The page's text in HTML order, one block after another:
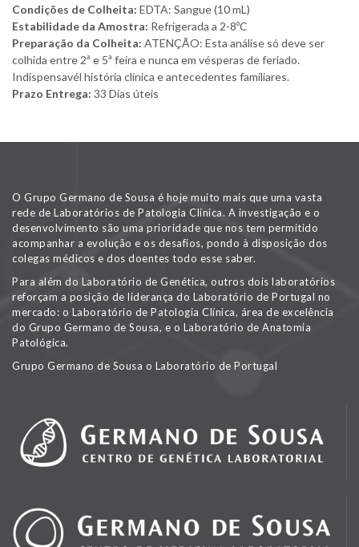
Condições de Colheita: EDTA: Sangue (10 mL)
Estabilidade da Amostra: Refrigerada a 2-8ºC
Preparação da Colheita: ATENÇÃO: Esta análise só deve ser
colhida entre 2ª e 5ª feira e nunca em vésperas de feriado.
Indispensavél história clínica e antecedentes familiares.
Prazo Entrega: 33 Dias úteis
O Grupo Germano de Sousa é hoje muito mais que uma vasta
rede de Laboratórios de Patologia Clínica. A investigação e o
desenvolvimento são uma prioridade que nos tem permitido
acompanhar a evolução e os desafios, pondo à disposição dos
colegas médicos e dos doentes todo esse saber.
Para além do Laboratório de Genética, outros dois laboratórios
reforçam a posição de liderança do Laboratório de Portugal no
mercado: o Laboratório de Patologia Clínica, área de excelência
do Grupo Germano de Sousa, e o Laboratório de Anatomia
Patológica.
Grupo Germano de Sousa o Laboratório de Portugal